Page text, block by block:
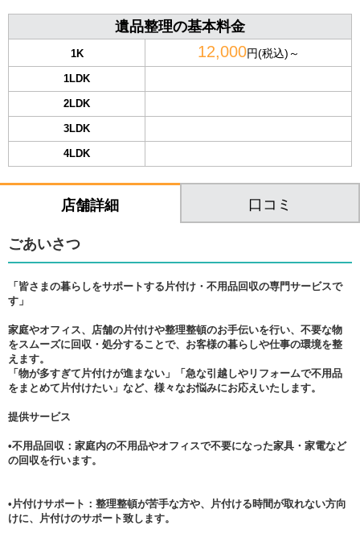
遺品整理の基本料金
1K 12,000円(税込)～
1LDK
2LDK
3LDK
4LDK
店舗詳細 口コミ
ごあいさつ
「皆さまの暮らしをサポートする片付け・不用品回収の専門サービスで
す」
家庭やオフィス、店舗の片付けや整理整頓のお手伝いを行い、不要な物
をスムーズに回収・処分することで、お客様の暮らしや仕事の環境を整
えます。
「物が多すぎて片付けが進まない」「急な引越しやリフォームで不用品
をまとめて片付けたい」など、様々なお悩みにお応えいたします。
提供サービス
•不用品回収：家庭内の不用品やオフィスで不要になった家具・家電など
の回収を行います。
•片付けサポート：整理整頓が苦手な方や、片付ける時間が取れない方向
けに、片付けのサポート致します。